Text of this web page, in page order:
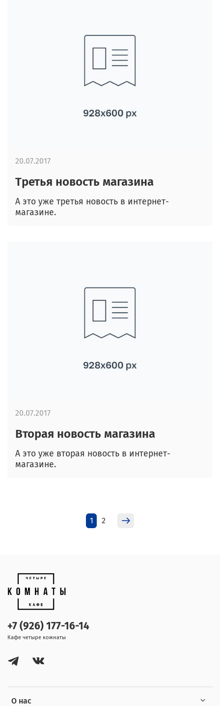
Третья новость магазина
А это уже третья новость в интернет-
магазине.
20.07.2017
Вторая новость магазина
А это уже вторая новость в интернет-
магазине.
20.07.2017
1 2
О нас
+7 (926) 177-16-14
Кафе четыре комнаты